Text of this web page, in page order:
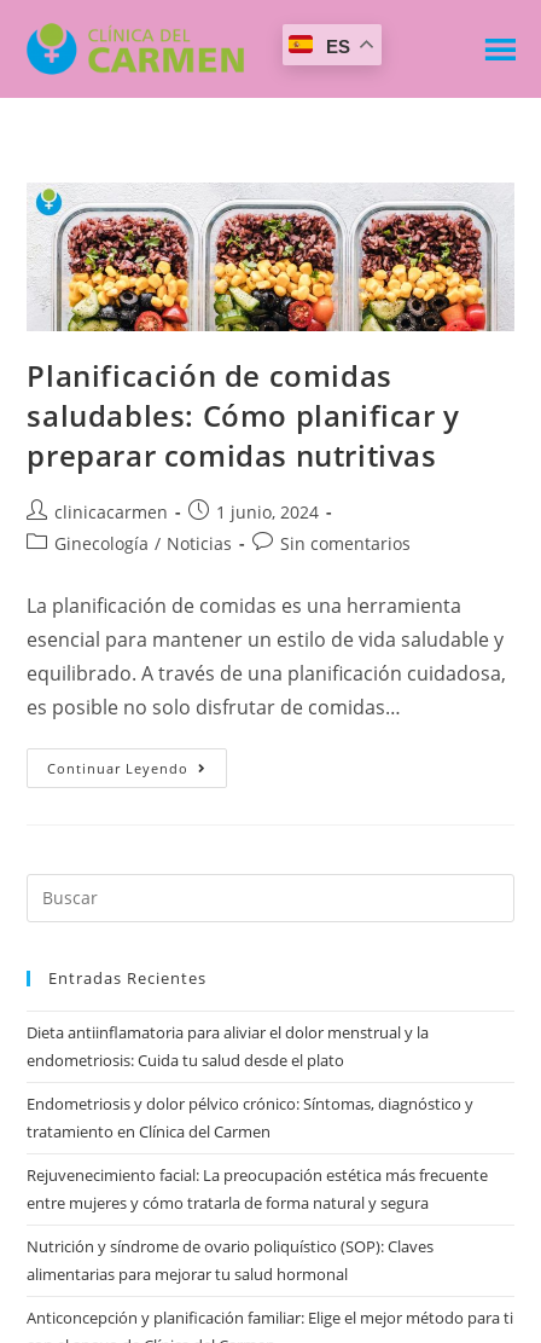
ES
Planificación de comidas
saludables: Cómo planificar y
preparar comidas nutritivas
clinicacarmen
1 junio, 2024
Ginecología / Noticias Sin comentarios
La planificación de comidas es una herramienta
esencial para mantener un estilo de vida saludable y
equilibrado. A través de una planificación cuidadosa,
es posible no solo disfrutar de comidas…
Continuar Leyendo
Entradas Recientes
Dieta antiinflamatoria para aliviar el dolor menstrual y la
endometriosis: Cuida tu salud desde el plato
Endometriosis y dolor pélvico crónico: Síntomas, diagnóstico y
tratamiento en Clínica del Carmen
Rejuvenecimiento facial: La preocupación estética más frecuente
entre mujeres y cómo tratarla de forma natural y segura
Nutrición y síndrome de ovario poliquístico (SOP): Claves
alimentarias para mejorar tu salud hormonal
Anticoncepción y planificación familiar: Elige el mejor método para ti